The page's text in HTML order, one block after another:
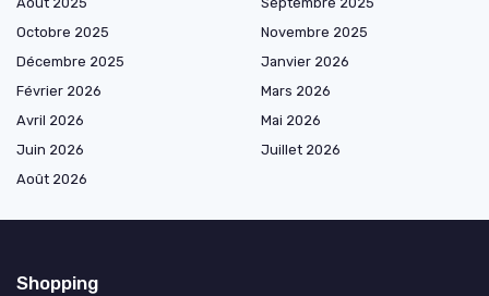
Octobre 2025
Novembre 2025
Décembre 2025
Janvier 2026
Février 2026
Mars 2026
Avril 2026
Mai 2026
Juin 2026
Juillet 2026
Août 2026
Shopping